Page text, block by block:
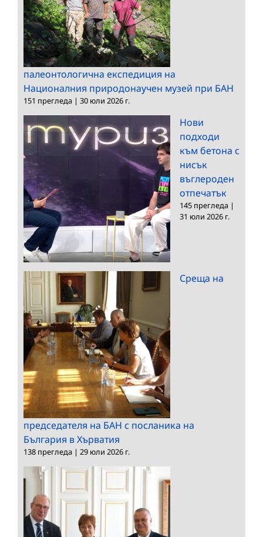
палеонтологична експедиция на
Националния природонаучен музей при БАН
151 прегледа | 30 юли 2026 г.
Нови
подходи
към бетона с
нисък
въглероден
отпечатък
145 прегледа |
31 юли 2026 г.
Среща на
председателя на БАН с посланика на
България в Хърватия
138 прегледа | 29 юли 2026 г.